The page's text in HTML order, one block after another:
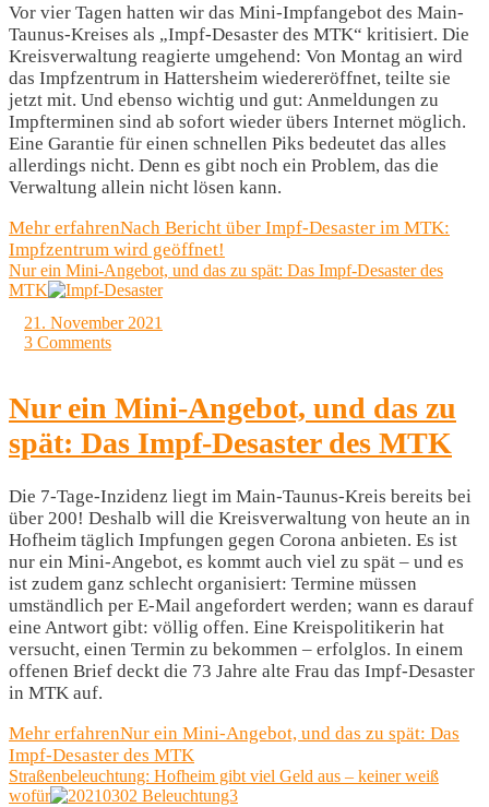
Vor vier Tagen hatten wir das Mini-Impfangebot des Main-
Taunus-Kreises als „Impf-Desaster des MTK“ kritisiert. Die
Kreisverwaltung reagierte umgehend: Von Montag an wird
das Impfzentrum in Hattersheim wiedereröffnet, teilte sie
jetzt mit. Und ebenso wichtig und gut: Anmeldungen zu
Impfterminen sind ab sofort wieder übers Internet möglich.
Eine Garantie für einen schnellen Piks bedeutet das alles
allerdings nicht. Denn es gibt noch ein Problem, das die
Verwaltung allein nicht lösen kann.
Mehr erfahrenNach Bericht über Impf-Desaster im MTK:
Impfzentrum wird geöffnet!
Nur ein Mini-Angebot, und das zu spät: Das Impf-Desaster des
MTK
21. November 2021
3 Comments
Nur ein Mini-Angebot, und das zu
spät: Das Impf-Desaster des MTK
Die 7-Tage-Inzidenz liegt im Main-Taunus-Kreis bereits bei
über 200! Deshalb will die Kreisverwaltung von heute an in
Hofheim täglich Impfungen gegen Corona anbieten. Es ist
nur ein Mini-Angebot, es kommt auch viel zu spät – und es
ist zudem ganz schlecht organisiert: Termine müssen
umständlich per E-Mail angefordert werden; wann es darauf
eine Antwort gibt: völlig offen. Eine Kreispolitikerin hat
versucht, einen Termin zu bekommen – erfolglos. In einem
offenen Brief deckt die 73 Jahre alte Frau das Impf-Desaster
in MTK auf.
Mehr erfahrenNur ein Mini-Angebot, und das zu spät: Das
Impf-Desaster des MTK
Straßenbeleuchtung: Hofheim gibt viel Geld aus – keiner weiß
wofür